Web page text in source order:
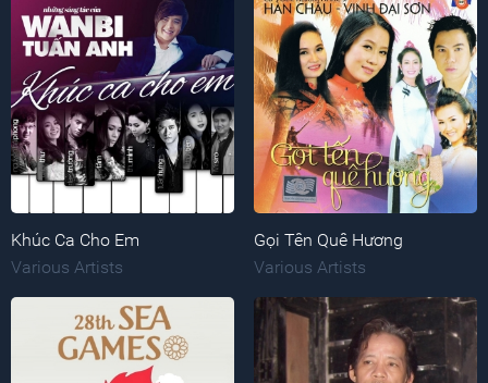
Khúc Ca Cho Em
Various Artists
Gọi Tên Quê Hương
Various Artists